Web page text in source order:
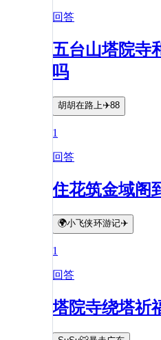
回答
五台山塔院寺
吗
胡胡在路上✈️88
1
回答
住花筑金域阁
🌍小飞侠环游记✈️
1
回答
塔院寺绕塔祈